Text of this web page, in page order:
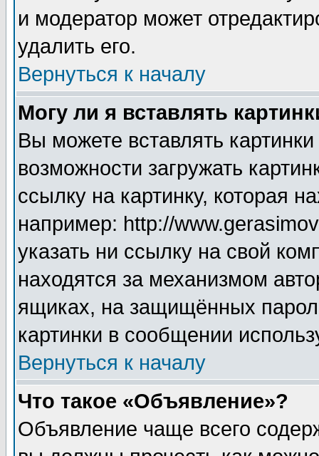
и модератор может
удалить его.
Вернуться к началу
Могу ли я вставлять
Вы можете вставлять
возможности загружать
ссылку на картинку, которая
например: http://
указать ни ссылку на свой
находятся за механизмом
ящиках, на защищённых
картинки в сообщении
Вернуться к началу
Что такое «Объявление»?
Объявление чаще всего